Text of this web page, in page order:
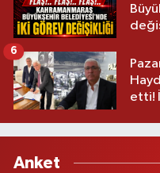
etti!
6
Anket